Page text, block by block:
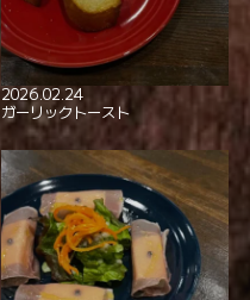
2026.02.24
ガーリックトースト